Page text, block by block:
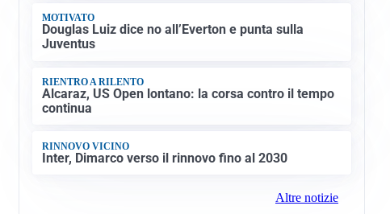
MOTIVATO
Douglas Luiz dice no all’Everton e punta sulla
Juventus
RIENTRO A RILENTO
Alcaraz, US Open lontano: la corsa contro il tempo
continua
RINNOVO VICINO
Inter, Dimarco verso il rinnovo fino al 2030
Altre notizie